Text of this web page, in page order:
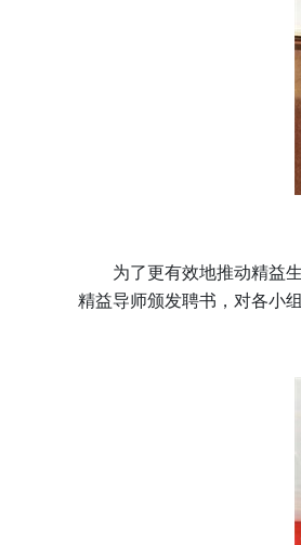
为了更有效地推动精益生
精益导师颁发聘书，对各小